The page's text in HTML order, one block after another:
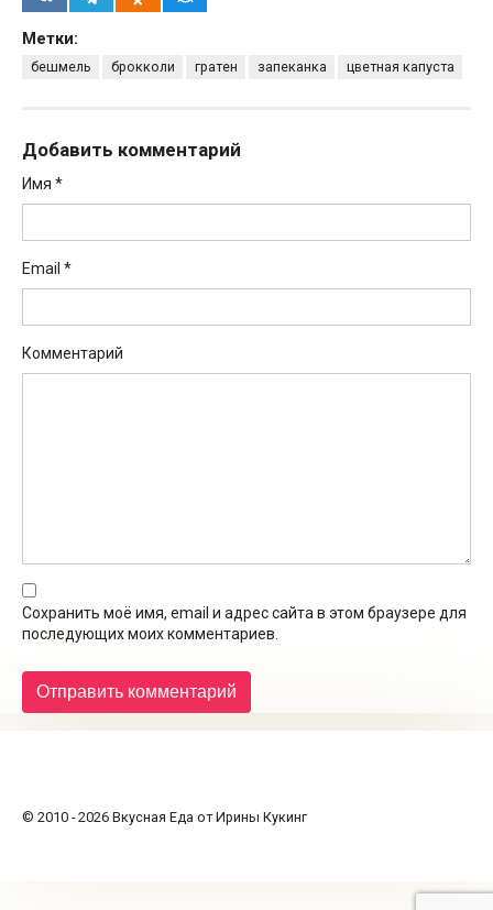
Метки:
бешмель брокколи гратен запеканка цветная капуста
Добавить комментарий
Имя *
Email *
Комментарий
Сохранить моё имя, email и адрес сайта в этом браузере для
последующих моих комментариев.
© 2010 - 2026 Вкусная Еда от Ирины Кукинг